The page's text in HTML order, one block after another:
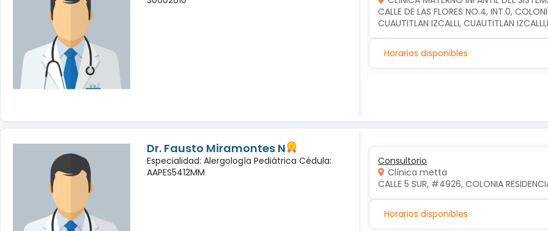
CALLE DE LAS FLORES NO.4, INT.0,
CUAUTITLAN IZCALLI, CUAUTITLAN
Horarios disponibles
Dr. Fausto Miramontes N
Especialidad: Alergología Pediátrica Cédula:
AAPES5412MM
Consultorio
Clínica metta
CALLE 5 SUR, #4926, COLONIA
Horarios disponibles